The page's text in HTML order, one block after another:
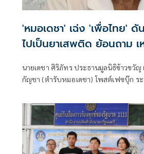
'หมอเดชา' เฉ่ง 'เพื่อไทย'
ไปเป็นยาเสพติด ย้อนถาม เ
นายเดชา ศิริภัทร ประธานมูลนิธิข้าวขวัญ
กัญชา (ตำรับหมอเดชา) โพสต์เฟซบุ๊ก ร